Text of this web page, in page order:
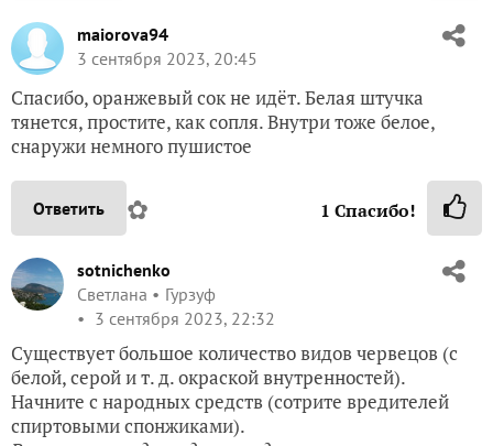
maiorova94
3 сентября 2023, 20:45
Спасибо, оранжевый сок не идёт. Белая штучка
тянется, простите, как сопля. Внутри тоже белое,
снаружи немного пушистое
Ответить ✿ 1 Спасибо!
sotnichenko
Светлана
Гурзуф
3 сентября 2023, 22:32
Существует большое количество видов червецов (с
белой, серой и т. д. окраской внутренностей).
Начните с народных средств (сотрите вредителей
спиртовыми спонжиками).